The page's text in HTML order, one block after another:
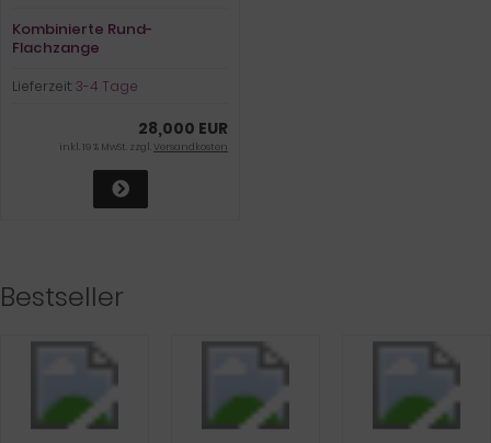
Kombinierte Rund-
Flachzange
Lieferzeit:3-4 Tage
28,000 EUR
inkl. 19 % MwSt. zzgl.Versandkosten
Bestseller